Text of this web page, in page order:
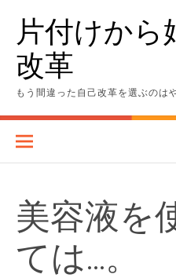
content片付けから
改革
もう間違った自己改革を選ぶのは
美容液を
ては…。